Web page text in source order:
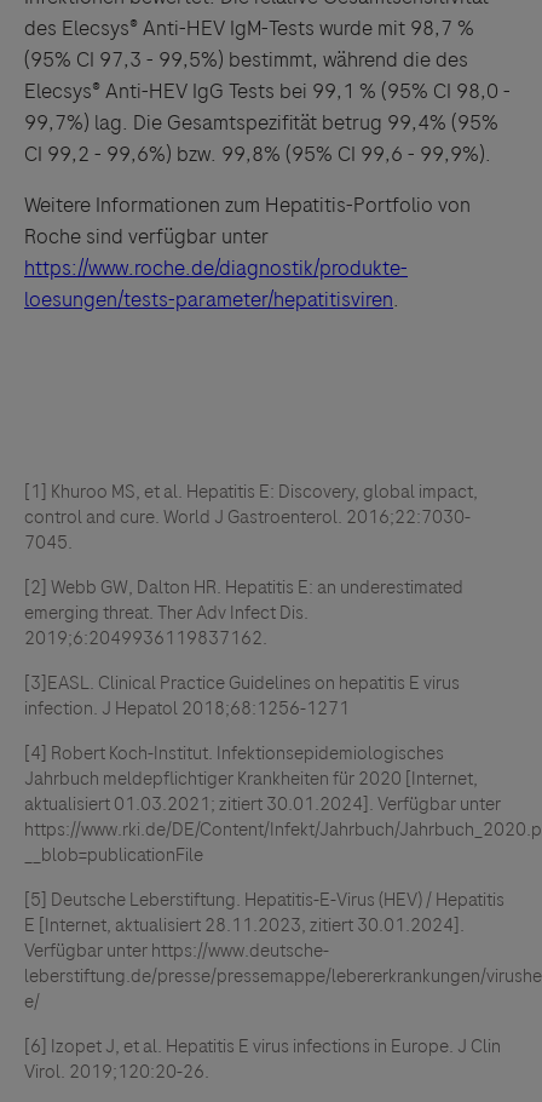
des Elecsys® Anti-HEV IgM-Tests wurde mit 98,7 %
(95% CI 97,3 - 99,5%) bestimmt, während die des
Elecsys® Anti-HEV IgG Tests bei 99,1 % (95% CI 98,0 -
99,7%) lag. Die Gesamtspezifität betrug 99,4% (95%
CI 99,2 - 99,6%) bzw. 99,8% (95% CI 99,6 - 99,9%).
Weitere Informationen zum Hepatitis-Portfolio von
Roche sind verfügbar unter
https://www.roche.de/diagnostik/produkte-
loesungen/tests-parameter/hepatitisviren.
[1] Khuroo MS, et al. Hepatitis E: Discovery, global impact,
control and cure. World J Gastroenterol. 2016;22:7030-
7045.
[2] Webb GW, Dalton HR. Hepatitis E: an underestimated
emerging threat. Ther Adv Infect Dis.
2019;6:2049936119837162.
[3]EASL. Clinical Practice Guidelines on hepatitis E virus
infection. J Hepatol 2018;68:1256-1271
[4] Robert Koch-Institut. Infektionsepidemiologisches
Jahrbuch meldepflichtiger Krankheiten für 2020 [Internet,
aktualisiert 01.03.2021; zitiert 30.01.2024]. Verfügbar unter
https://www.rki.de/DE/Content/Infekt/Jahrbuch/
__blob=publicationFile
[5] Deutsche Leberstiftung. Hepatitis-E-Virus (HEV) / Hepatitis
E [Internet, aktualisiert 28.11.2023, zitiert 30.01.2024].
Verfügbar unter https://www.deutsche-
leberstiftung.de/presse/pressemappe/lebererkrankungen/
e/
[6] Izopet J, et al. Hepatitis E virus infections in Europe. J Clin
Virol. 2019;120:20-26.
Links zu Websites Dritter werden im Sinne des
Servicegedankens angeboten. Der Herausgeber äußert
keine Meinung über den Inhalt von Websites Dritter und
lehnt ausdrücklich jegliche Verantwortung für